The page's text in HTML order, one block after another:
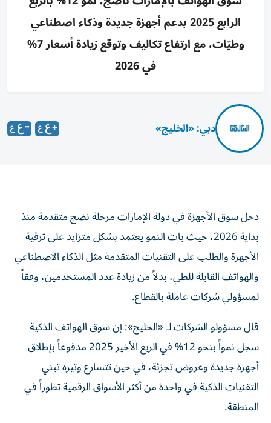
الرابع 2025 بدعم أجهزة جديدة وذكاء اصطناعي
وطيّات، مع ارتفاع تكاليف وتوقع زيادة أسعار 7%
في 2026
دبي: «الخليج»
دخل سوق الأجهزة في دولة الإمارات مرحلة نضج متقدمة منذ
بداية 2026، حيث بات النمو يعتمد بشكل متزايد على ترقية
الأجهزة والطلب على التقنيات المتقدمة مثل الذكاء الاصطناعي
والهواتف القابلة للطي، بدلاً من زيادة عدد المستخدمين، وفقاً
لمسؤولي شركات عاملة بالقطاع.
قال مسؤولو الشركات لـ «الخليج»: إن سوق الهواتف الذكية
سجل نمواً بنحو 12% في الربع الأخير 2025 مدفوعاً بإطلاق
أجهزة جديدة وعروض تجزئة، في حين تتسارع وتيرة تبني
التقنيات الذكية في واحدة من أكثر الأسواق الرقمية تطوراً في
المنطقة.